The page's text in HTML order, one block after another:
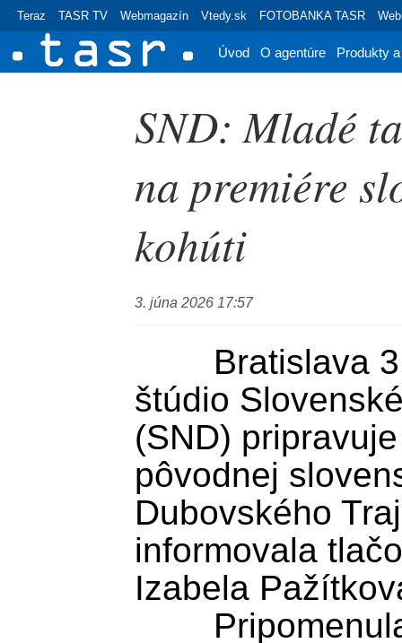
Teraz TASR TV Webmagazín Vtedy.sk FOTOBANKA TASR
Úvod O agentúre Produkty
SND: Mladé
na premiére
kohúti
3. júna 2026 17:57
štúdio
(SND)
pôvodnej
Dubovského
informovala
Izabela